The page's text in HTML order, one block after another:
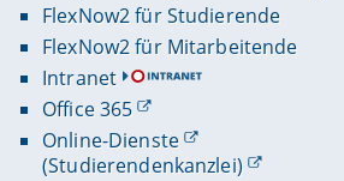
FlexNow2 für Studierende
FlexNow2 für Mitarbeitende
Intranet
Office 365
Online-Dienste
(Studierendenkanzlei)